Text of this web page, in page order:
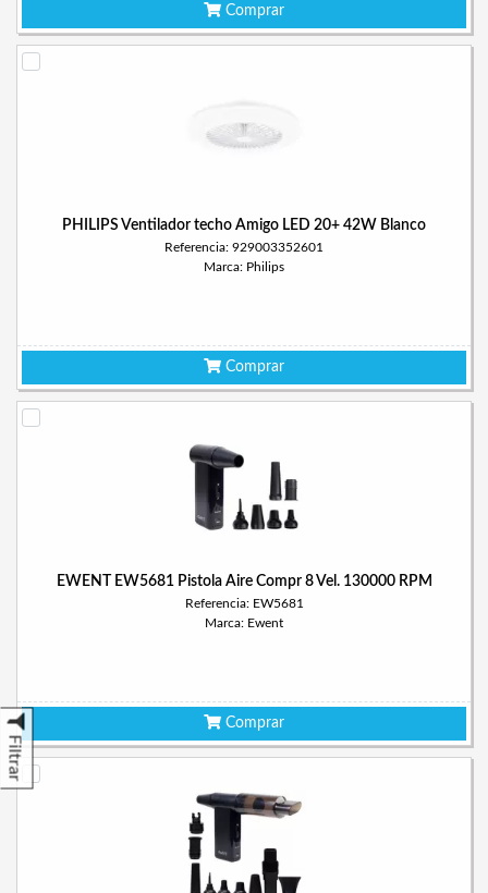
Filtrar
Comprar
PHILIPS Ventilador techo Amigo LED 20+ 42W Blanco
Referencia: 929003352601
Marca: Philips
Comprar
EWENT EW5681 Pistola Aire Compr 8 Vel. 130000 RPM
Referencia: EW5681
Marca: Ewent
Comprar